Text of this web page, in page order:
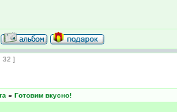
32 ]
» Готовим вкусно!